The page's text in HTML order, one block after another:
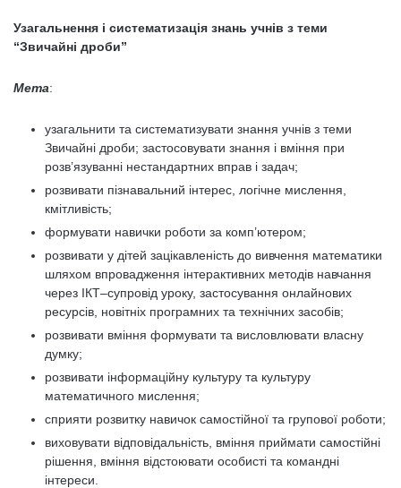
Узагальнення і систематизація знань учнів з теми
“Звичайні дроби”
Мета:
узагальнити та систематизувати знання учнів з теми
Звичайні дроби; застосовувати знання і вміння при
розв’язуванні нестандартних вправ і задач;
розвивати пізнавальний інтерес, логічне мислення,
кмітливість;
формувати навички роботи за комп’ютером;
розвивати у дітей зацікавленість до вивчення математики
шляхом впровадження інтерактивних методів навчання
через ІКТ–супровід уроку, застосування онлайнових
ресурсів, новітніх програмних та технічних засобів;
розвивати вміння формувати та висловлювати власну
думку;
розвивати інформаційну культуру та культуру
математичного мислення;
сприяти розвитку навичок самостійної та групової роботи;
виховувати відповідальність, вміння приймати самостійні
рішення, вміння відстоювати особисті та командні
інтереси.